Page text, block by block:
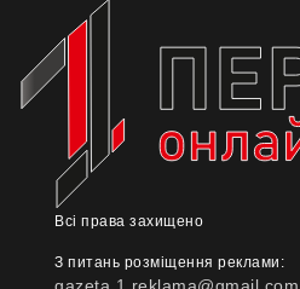
Всі права захищено
З питань розміщення реклами: